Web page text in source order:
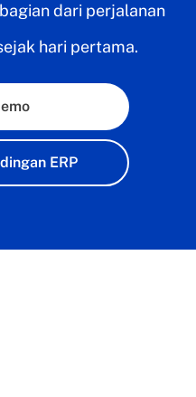
dari perjalanan
hari pertama.
ERP